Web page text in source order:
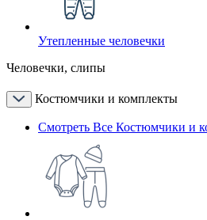
Утепленные человечки
Человечки, слипы
Костюмчики и комплекты
Смотреть Все Костюмчики и